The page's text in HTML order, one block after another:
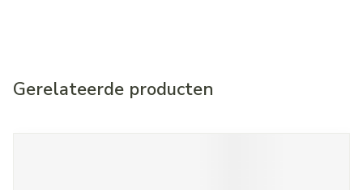
Gerelateerde producten